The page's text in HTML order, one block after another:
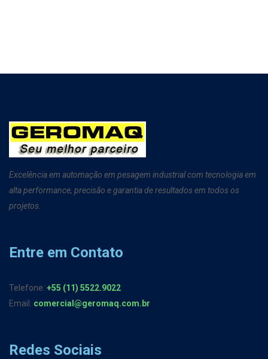
Excelência em automação em pesagem industrial com tecnologia em
alta performance, precisão e garantia de resultados em todos os
projetos.
Entre em Contato
Telefone: +55 (11) 5522.9022
Email: comercial@geromaq.com.br
Redes Sociais